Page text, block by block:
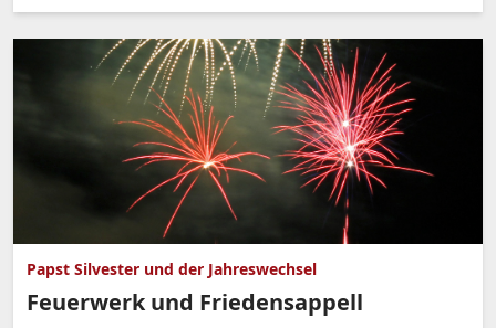
Papst Silvester und der Jahreswechsel
Feuerwerk und Friedensappell